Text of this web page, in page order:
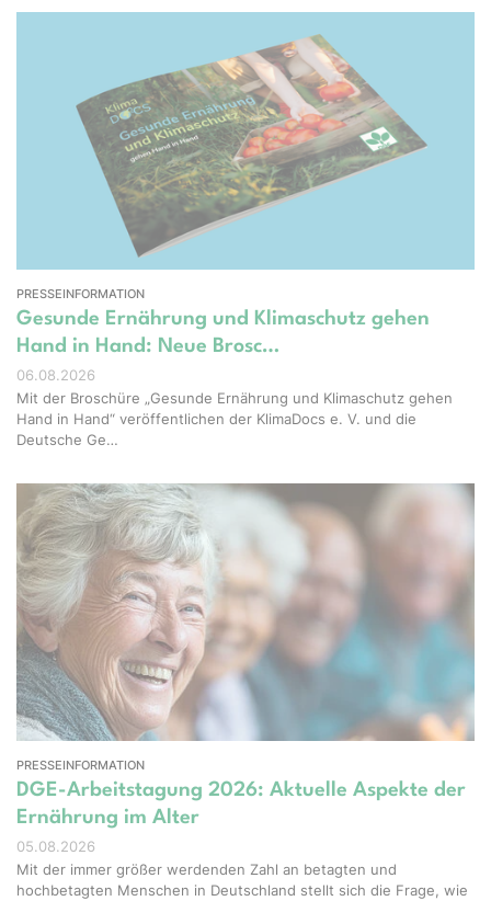
PRESSEINFORMATION
Gesunde Ernährung und Klimaschutz gehen
Hand in Hand: Neue Brosc…
06.08.2026
Mit der Broschüre „Gesunde Ernährung und Klimaschutz gehen
Hand in Hand“ veröffentlichen der KlimaDocs e. V. und die
Deutsche Ge…
PRESSEINFORMATION
DGE-Arbeitstagung 2026: Aktuelle Aspekte der
Ernährung im Alter
05.08.2026
Mit der immer größer werdenden Zahl an betagten und
hochbetagten Menschen in Deutschland stellt sich die Frage, wie